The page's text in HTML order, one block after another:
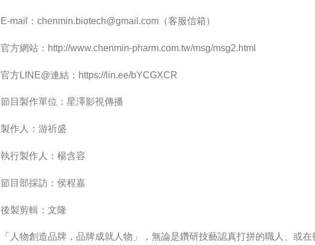
E-mail： chenmin.biotech@gmail.com （客服信箱）
官方網站：http://www.chenmin-pharm.com.tw/msg/msg2.html
官方LINE@連結：https://lin.ee/bYCGXCR
節目製作單位：星澤影視傳播
製作人：游祈盛
執行製作人：楊含容
節目部採訪：侯程嘉
後製剪輯：文隆
「人物創造品牌，品牌成就人物」，無論是鑽研技藝認真打拼的職人、或